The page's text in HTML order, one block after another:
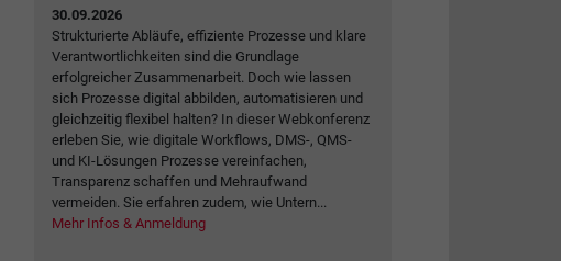
30.09.2026
Strukturierte Abläufe, effiziente Prozesse und klare
Verantwortlichkeiten sind die Grundlage
erfolgreicher Zusammenarbeit. Doch wie lassen
sich Prozesse digital abbilden, automatisieren und
gleichzeitig flexibel halten? In dieser Webkonferenz
erleben Sie, wie digitale Workflows, DMS-, QMS-
und KI-Lösungen Prozesse vereinfachen,
Transparenz schaffen und Mehraufwand
vermeiden. Sie erfahren zudem, wie Untern...
Mehr Infos & Anmeldung